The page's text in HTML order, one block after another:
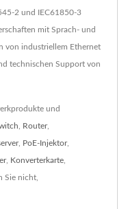
2 und IEC61850-3
mit Sprach- und
von industriellem Ethernet
technischen Support von
und
Router,
, PoE-Injektor,
, Konverterkarte
Sie nicht,